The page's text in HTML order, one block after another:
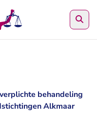
behandeling
Alkmaar